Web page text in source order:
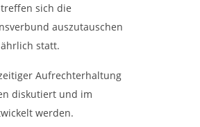
sich die
auszutauschen
statt.
Aufrechterhaltung
diskutiert und im
werden.